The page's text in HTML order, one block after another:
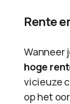
Rente
Wanneer
hoge
vicieuze
op het